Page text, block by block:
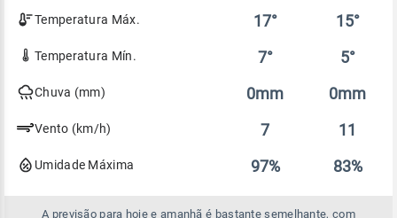
Comparativo
entre
previsão
hoje
Temperatura Máx. 17° 15°
Temperatura Mín. 7° 5°
Chuva (mm) 0mm 0mm
Vento (km/h) 7 11
Umidade Máxima 97% 83%
A previsão para hoje e amanhã é bastante semelhante, com